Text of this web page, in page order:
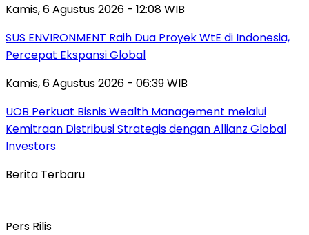
Kamis, 6 Agustus 2026 - 12:08 WIB
SUS ENVIRONMENT Raih Dua Proyek WtE di Indonesia,
Percepat Ekspansi Global
Kamis, 6 Agustus 2026 - 06:39 WIB
UOB Perkuat Bisnis Wealth Management melalui
Kemitraan Distribusi Strategis dengan Allianz Global
Investors
Berita Terbaru
Pers Rilis